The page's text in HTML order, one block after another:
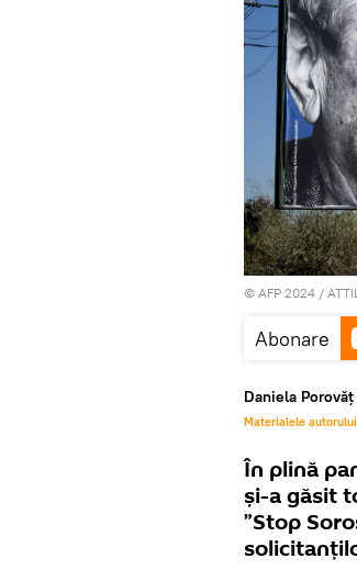
© AFP 2024 /
Abonare
Daniela Porovăț
Materialele autorului
În plină
și-a găsit
”Stop